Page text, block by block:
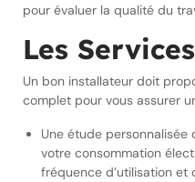
pour évaluer la qualité du
Les
Un bon installateur doit
complet pour vous assurer
Une étude personnalisée
votre consommation
fréquence d’utilisation